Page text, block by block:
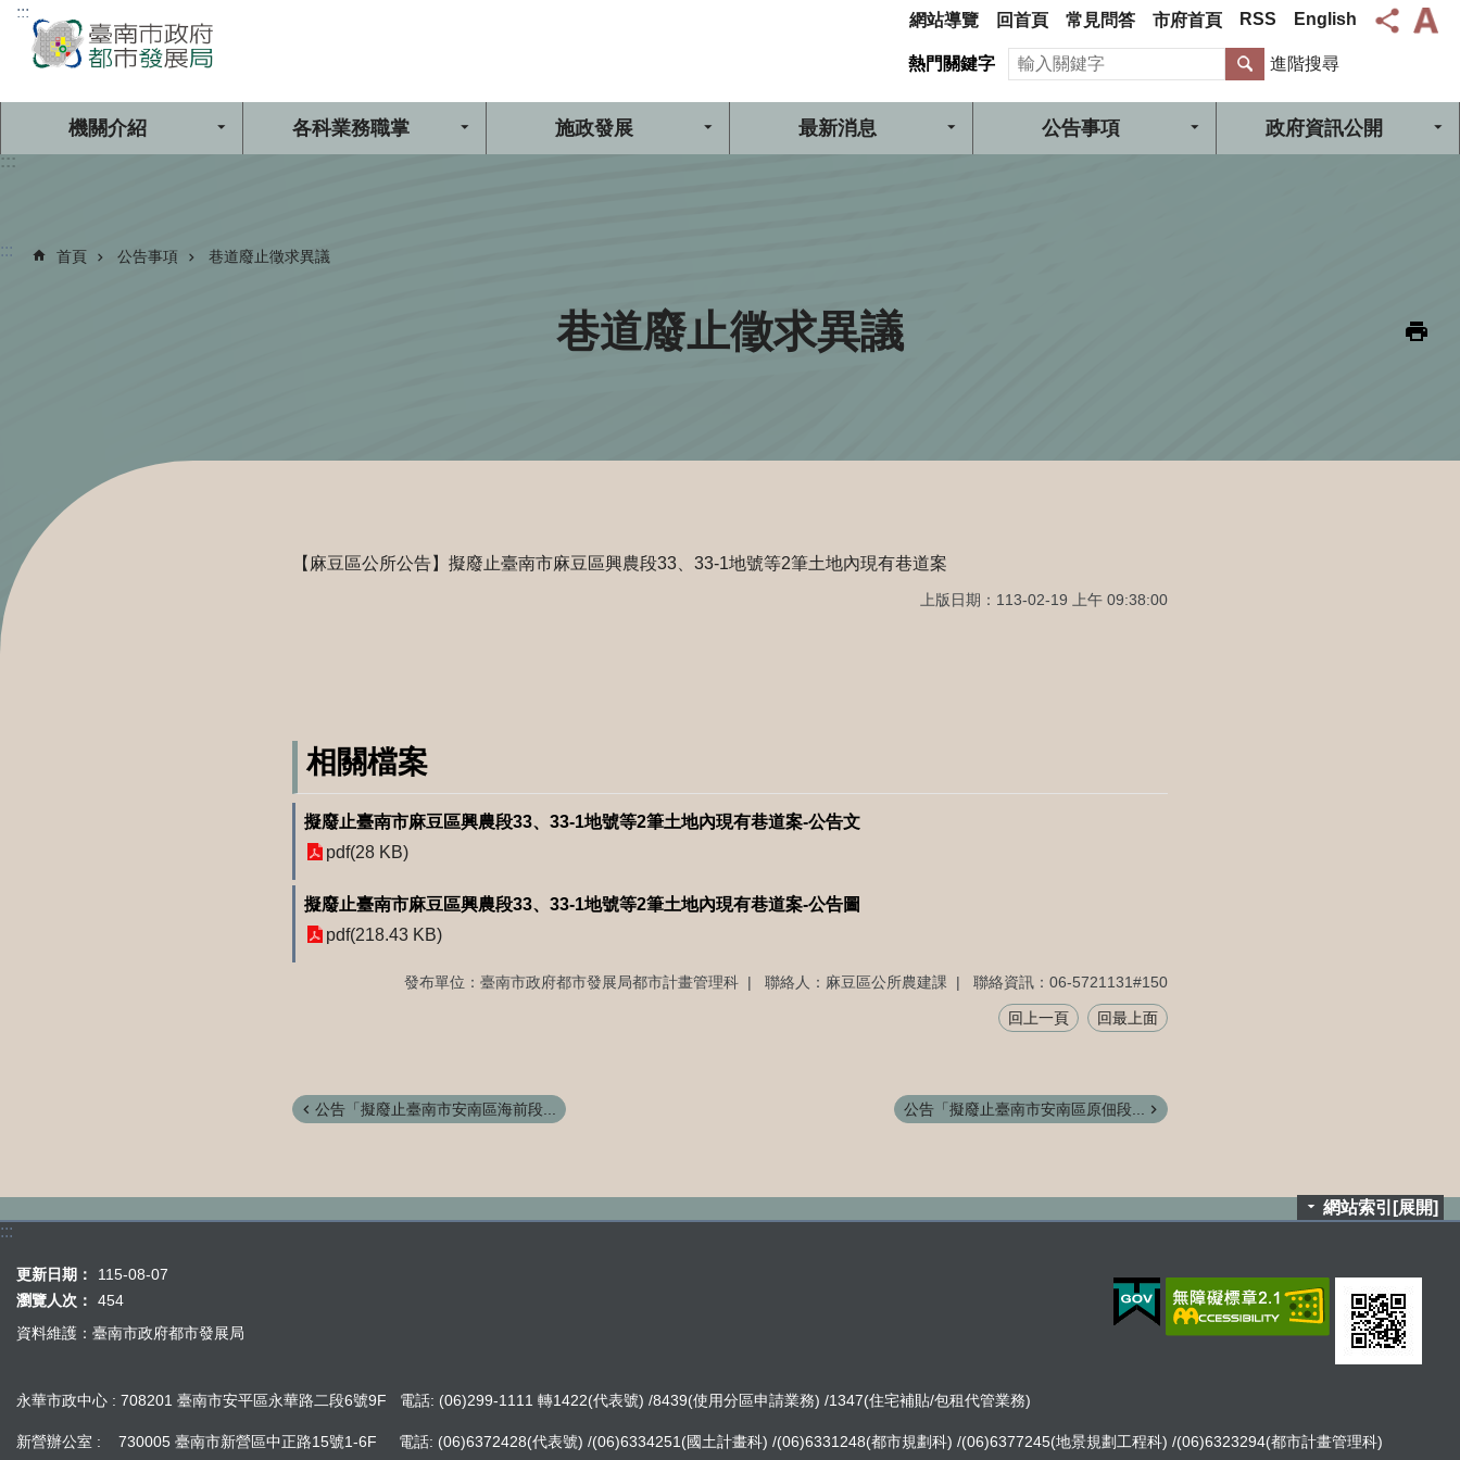
跳到主要內容區塊
::: 網站導覽 回首頁 常見問答 市府首頁 RSS English
:::
機關介紹 各科業務職掌 施政發展 最新消息 公告事項 政府資訊公開
熱門關鍵字 搜尋 進階搜尋
::: 首頁 公告事項 巷道廢止徵求異議
巷道廢止徵求異議
【麻豆區公所公告】擬廢止臺南市麻豆區興農段33、33-1地號等2筆土地內現有巷道案
上版日期：113-02-19 上午 09:38:00
相關檔案
擬廢止臺南市麻豆區興農段33、33-1地號等2筆土地內現有巷道案-公告文
pdf(28 KB)
擬廢止臺南市麻豆區興農段33、33-1地號等2筆土地內現有巷道案-公告圖
pdf(218.43 KB)
發布單位：臺南市政府都市發展局都市計畫管理科 聯絡人：麻豆區公所農建課 聯絡資訊：06-5721131#150
回上一頁 回最上面
公告「擬廢止臺南市安南區海前段... 公告「擬廢止臺南市安南區原佃段...
網站索引[展開]
:::
更新日期：
115-08-07
瀏覽人次：
454
資料維護：臺南市政府都市發展局
永華市政中心 : 708201 臺南市安平區永華路二段6號9F 電話: (06)299-1111 轉1422(代表號) /8439(使用分區申請業務) /1347(住宅補貼/包租代管業務)
新營辦公室 : 730005 臺南市新營區中正路15號1-6F 電話: (06)6372428(代表號) /(06)6334251(國土計畫科) /(06)6331248(都市規劃科) /(06)6377245(地景規劃工程科) /(06)6323294(都市計畫管理科)